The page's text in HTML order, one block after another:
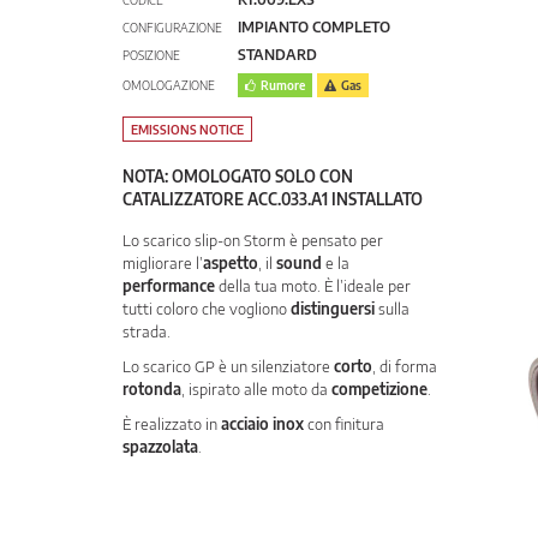
CONFIGURAZIONE IMPIANTO COMPLETO
POSIZIONE STANDARD
OMOLOGAZIONE Rumore Gas
EMISSIONS NOTICE
NOTA: OMOLOGATO SOLO CON
CATALIZZATORE ACC.033.A1 INSTALLATO
Lo scarico slip-on Storm è pensato per
migliorare l’aspetto , il sound e la
performancedella tua moto. È l’ideale per
tutti coloro che voglionodistinguersisulla
strada.
Lo scarico GP è un silenziatore corto , di forma
rotonda , ispirato alle moto da competizione
È realizzato inacciaio inoxcon finitura
spazzolata